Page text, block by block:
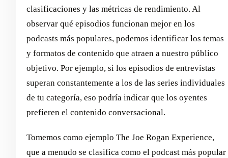
clasificaciones y las métricas de rendimiento. Al
observar qué episodios funcionan mejor en los
podcasts más populares, podemos identificar los temas
y formatos de contenido que atraen a nuestro público
objetivo. Por ejemplo, si los episodios de entrevistas
superan constantemente a los de las series individuales
de tu categoría, eso podría indicar que los oyentes
prefieren el contenido conversacional.
Tomemos como ejemplo The Joe Rogan Experience,
que a menudo se clasifica como el podcast más popular